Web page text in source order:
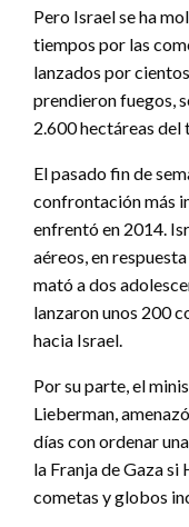
Pero Israel se ha
tiempos por las
lanzados por
prendieron fuegos,
2.600 hectáreas
El pasado fin de
confrontación más
enfrentó en 2014.
aéreos, en
mató a dos
lanzaron unos 200
hacia Israel.
Por su parte, el
Lieberman,
días con ordenar
la Franja de Gaza
cometas y globos